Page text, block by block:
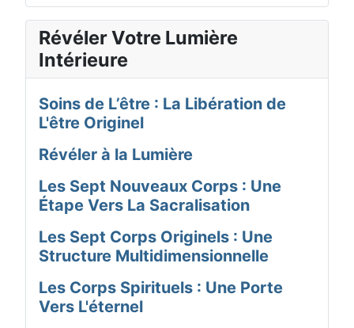
Révéler Votre Lumière
Intérieure
Soins de L’être : La Libération de
L'être Originel
Révéler à la Lumière
Les Sept Nouveaux Corps : Une
Étape Vers La Sacralisation
Les Sept Corps Originels : Une
Structure Multidimensionnelle
Les Corps Spirituels : Une Porte
Vers L'éternel